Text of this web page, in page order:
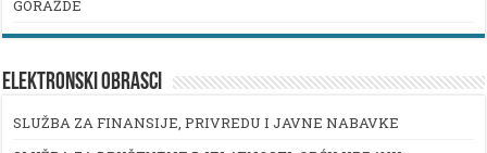
GORAŽDE
ELEKTRONSKI OBRASCI
SLUŽBA ZA FINANSIJE, PRIVREDU I JAVNE NABAVKE